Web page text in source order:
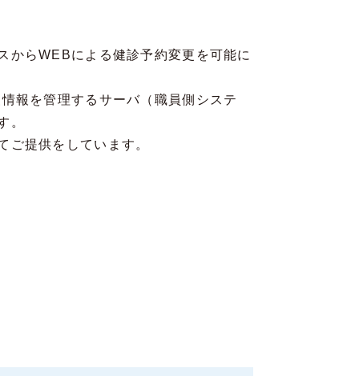
からWEBによる健診予約変更を可能に
報を管理するサーバ（職員側システ
。
提供をしています。